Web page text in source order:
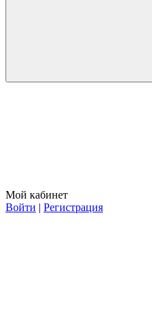
Мой кабинет
Войти | Регистрация